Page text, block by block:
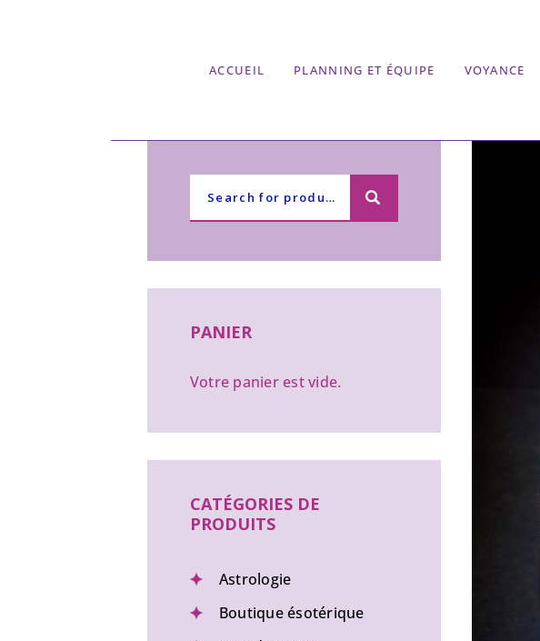
ACCUEIL PLANNING ET ÉQUIPE VOYANCE
PANIER
Votre panier est vide.
CATÉGORIES DE
PRODUITS
Astrologie
Boutique ésotérique